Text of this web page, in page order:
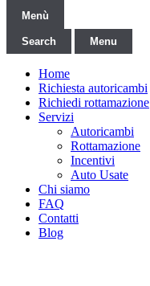
Menù
Search Menu
Home
Richiesta autoricambi
Richiedi rottamazione
Servizi
Autoricambi
Rottamazione
Incentivi
Auto Usate
Chi siamo
FAQ
Contatti
Blog